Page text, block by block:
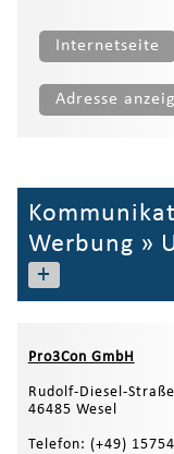
Internetseite
Adresse
Werbung »
+
Pro3Con GmbH
Rudolf-Diesel-
46485 Wesel
Telefon: (+49)